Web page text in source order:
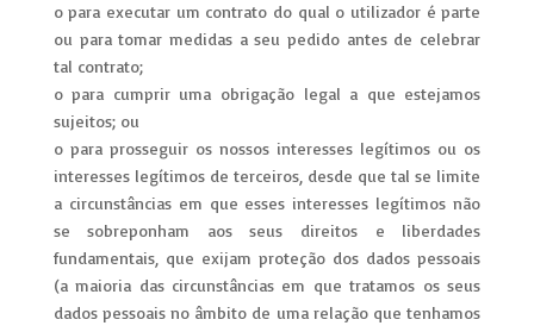
o para executar um contrato do qual o utilizador é parte
ou para tomar medidas a seu pedido antes de celebrar
tal contrato;
o para cumprir uma obrigação legal a que estejamos
sujeitos; ou
o para prosseguir os nossos interesses legítimos ou os
interesses legítimos de terceiros, desde que tal se limite
a circunstâncias em que esses interesses legítimos não
se sobreponham aos seus direitos e liberdades
fundamentais, que exijam proteção dos dados pessoais
(a maioria das circunstâncias em que tratamos os seus
dados pessoais no âmbito de uma relação que tenhamos